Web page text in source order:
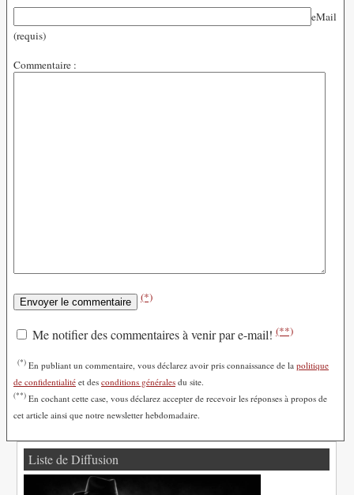
eMail
(requis)
Commentaire :
(*)
Me notifier des commentaires à venir par e-mail! (**)
(*) En publiant un commentaire, vous déclarez avoir pris connaissance de la politique
de confidentialité et des conditions générales du site.
(**) En cochant cette case, vous déclarez accepter de recevoir les réponses à propos de
cet article ainsi que notre newsletter hebdomadaire.
Liste de Diffusion